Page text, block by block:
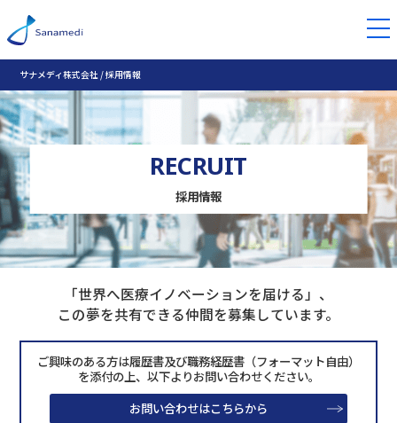
サナメディ株式会社 /採用情報
RECRUIT
採用情報
「世界へ医療イノベーションを届ける」、
この夢を共有できる仲間を募集しています。
ご興味のある方は履歴書及び職務経歴書（フォーマット自由）
を添付の上、以下よりお問い合わせください。
お問い合わせはこちらから